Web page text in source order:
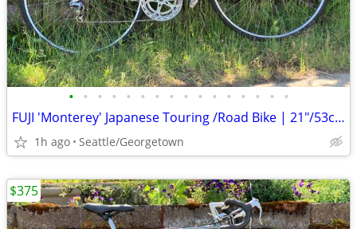
• • • • • • • • • • • • • • • •
FUJI 'Monterey' Japanese Touring /Road Bike | 21"/53cm | 5'9" +
1h ago Seattle/Georgetown
$375